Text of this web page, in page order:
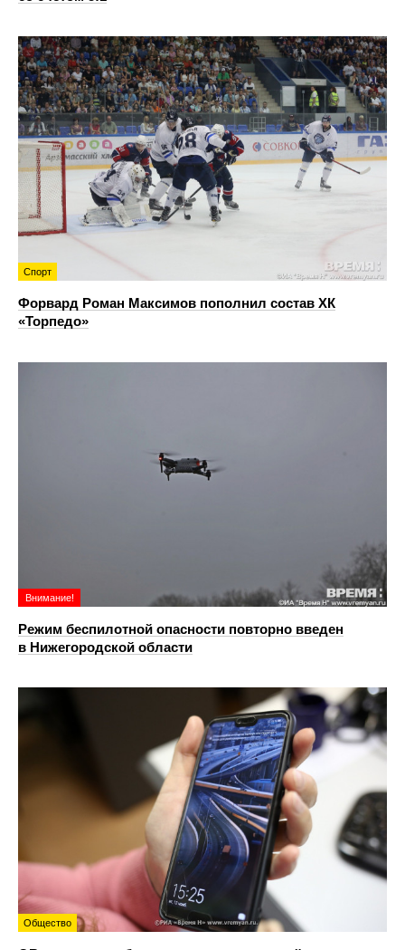
Спорт
Форвард Роман Максимов пополнил состав ХК
«Торпедо»
Внимание!
Режим беспилотной опасности повторно введен
в Нижегородской области
Общество